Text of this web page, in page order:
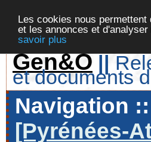
Les cookies nous
et les annonces et
savoir plus
Gen&O ||
et documents
Navigation ::
[Pyrénées-